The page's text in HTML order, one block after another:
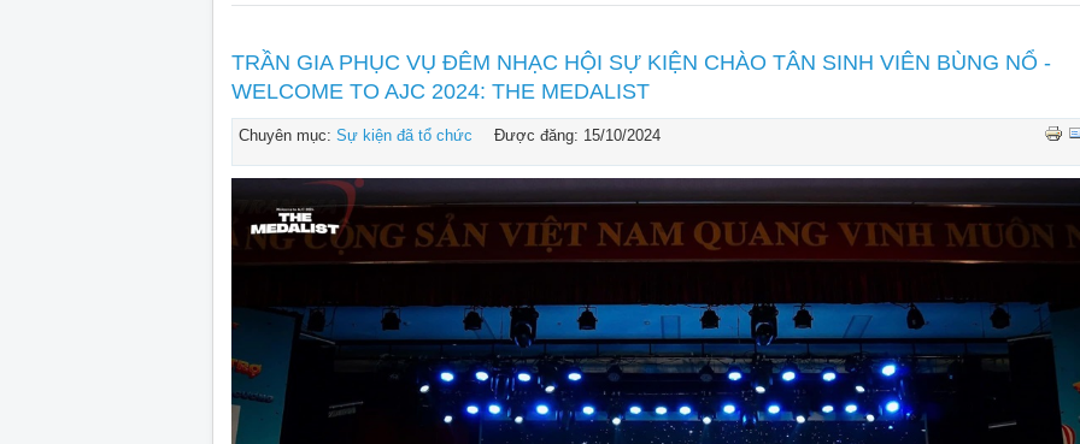
TRẦN GIA PHỤC VỤ ĐÊM NHẠC HỘI SỰ KIỆN CHÀO TÂN SINH VIÊN BÙNG NỔ -
WELCOME TO AJC 2024: THE MEDALIST
Chuyên mục: Sự kiện đã tổ chức Được đăng: 15/10/2024